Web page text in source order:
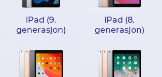
iPad (9.
generasjon)
iPad (8.
generasjon)